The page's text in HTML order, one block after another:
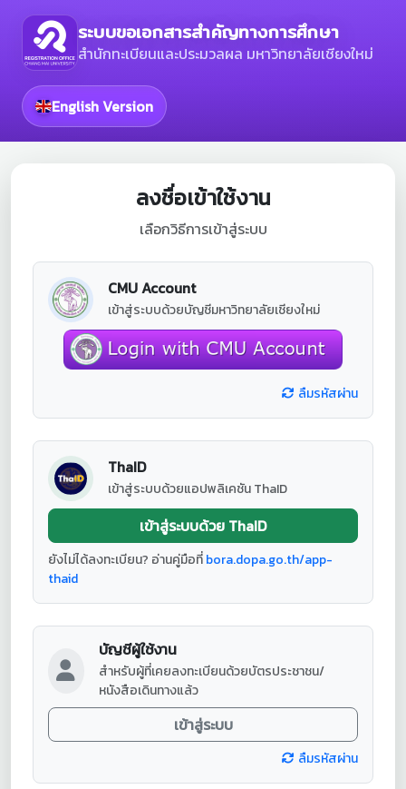
ระบบขอเอกสารสำคัญทางการศึกษา
สำนักทะเบียนและประมวลผล มหาวิทยาลัยเชียงใหม่
English Version
ลงชื่อเข้าใช้งาน
เลือกวิธีการเข้าสู่ระบบ
CMU Account
เข้าสู่ระบบด้วยบัญชีมหาวิทยาลัยเชียงใหม่
ลืมรหัสผ่าน
ThaID
เข้าสู่ระบบด้วยแอปพลิเคชัน ThaID
เข้าสู่ระบบด้วย ThaID
ยังไม่ได้ลงทะเบียน? อ่านคู่มือที่bora.dopa.go.th/app-
thaid
บัญชีผู้ใช้งาน
สำหรับผู้ที่เคยลงทะเบียนด้วยบัตรประชาชน/
หนังสือเดินทางแล้ว
เข้าสู่ระบบ
ลืมรหัสผ่าน